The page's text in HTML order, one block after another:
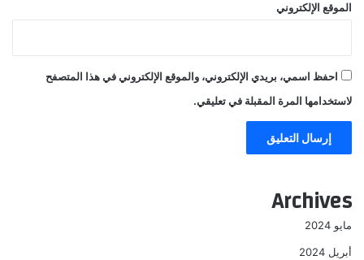
الموقع الإلكتروني
احفظ اسمي، بريدي الإلكتروني، والموقع الإلكتروني في هذا المتصفح
لاستخدامها المرة المقبلة في تعليقي.
Archives
مايو 2024
أبريل 2024